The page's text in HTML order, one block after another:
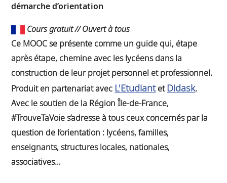
démarche d’orientation
Cours gratuit // Ouvert à tous
Ce MOOC se présente comme un guide qui, étape
après étape, chemine avec les lycéens dans la
construction de leur projet personnel et professionnel.
Produit en partenariat avec L'EtudiantetDidask.
Avec le soutien de la Région Île-de-France,
#TrouveTaVoie s’adresse à tous ceux concernés par la
question de l’orientation : lycéens, familles,
enseignants, structures locales, nationales,
associatives…